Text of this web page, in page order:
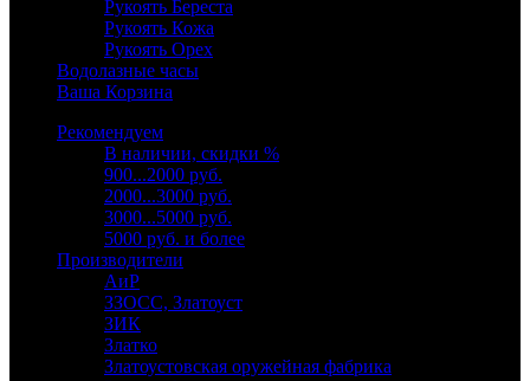
Рукоять Береста
Рукоять Кожа
Рукоять Орех
Водолазные часы
Ваша Корзина
Рекомендуем
В наличии, скидки %
900...2000 руб.
2000...3000 руб.
3000...5000 руб.
5000 руб. и более
Производители
АиР
ЗЗОСС, Златоуст
ЗИК
Златко
Златоустовская оружейная фабрика